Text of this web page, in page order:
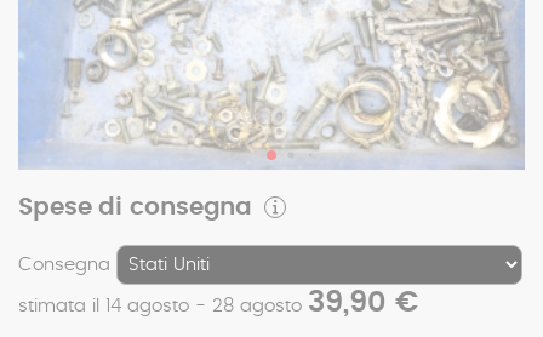
Spese di consegna
Consegna
stimata il 14 agosto - 28 agosto 39,90 €